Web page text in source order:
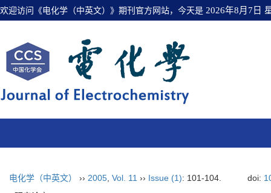
欢迎访问《电化学（中英文）》期刊官方网站，今天是 2026年8月7日
电化学（中英文） ›› 2005 Vol. 11 ›› Issue (1): 101-104. doi: